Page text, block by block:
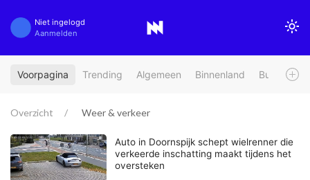
Niet ingelogd
Aanmelden
Voorpagina Trending Algemeen Binnenland Buitenland
Overzicht Weer & verkeer
Auto in Doornspijk schept wielrenner die
verkeerde inschatting maakt tijdens het
oversteken